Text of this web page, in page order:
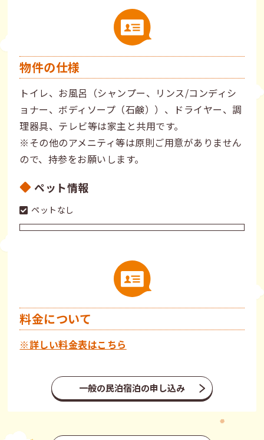
物件の仕様
トイレ、お風呂（シャンプー、リンス/コンディシ
ョナー、ボディソープ（石鹸））、ドライヤー、調
理器具、テレビ等は家主と共用です。
※その他のアメニティ等は原則ご用意がありません
ので、持参をお願いします。
ペット情報
ペットなし
料金について
※詳しい料金表はこちら
一般の民泊宿泊の申し込み